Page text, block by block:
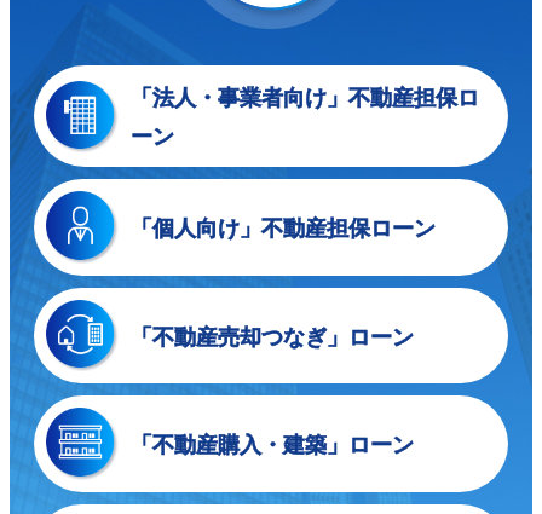
「法人・事業者向け」不動産担保ロ
ーン
「個人向け」不動産担保ローン
「不動産売却つなぎ」 ローン
「不動産購入・建築」 ローン